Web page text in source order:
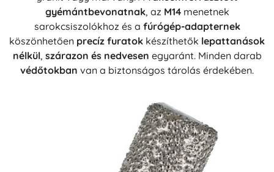
gyémántbevonatnak, az M14menetnek
sarokcsiszolókhoz és a fúrógép-adapternek
köszönhetően precíz furatok készíthetők lepattanások
nélkül, szárazon és nedvesen egyaránt. Minden darab
védőtokban van a biztonságos tárolás érdekében.